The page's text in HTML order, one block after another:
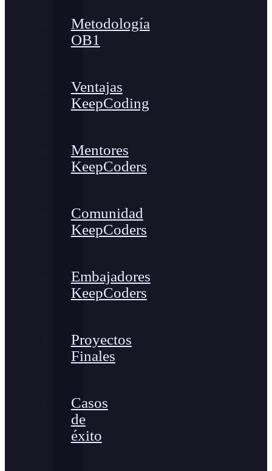
Metodología
OB1
Ventajas
KeepCoding
Mentores
KeepCoders
Comunidad
KeepCoders
Embajadores
KeepCoders
Proyectos
Finales
Casos
de
éxito